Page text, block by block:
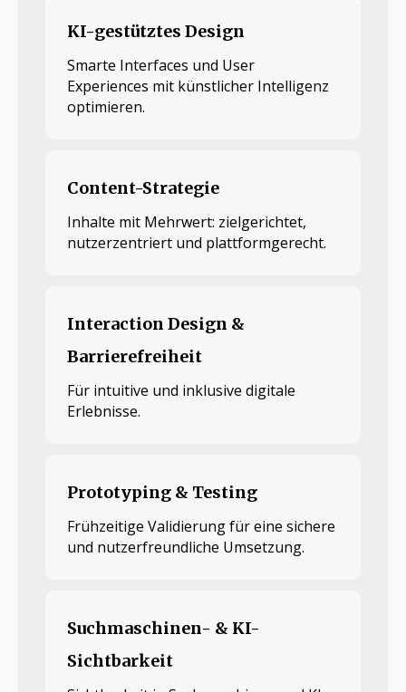
KI-gestütztes Design
Smarte Interfaces und User
Experiences mit künstlicher Intelligenz
optimieren.
Content-Strategie
Inhalte mit Mehrwert: zielgerichtet,
nutzerzentriert und plattformgerecht.
Interaction Design &
Barrierefreiheit
Für intuitive und inklusive digitale
Erlebnisse.
Prototyping & Testing
Frühzeitige Validierung für eine sichere
und nutzerfreundliche Umsetzung.
Suchmaschinen- & KI-
Sichtbarkeit